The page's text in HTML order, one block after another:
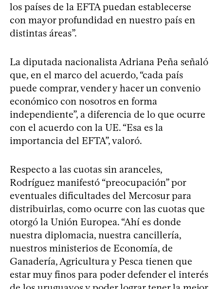
los países de la EFTA puedan establecerse
con mayor profundidad en nuestro país en
distintas áreas”.
La diputada nacionalista Adriana Peña señaló
que, en el marco del acuerdo, “cada país
puede comprar, vender y hacer un convenio
económico con nosotros en forma
independiente”, a diferencia de lo que ocurre
con el acuerdo con la UE. “Esa es la
importancia del EFTA”, valoró.
Respecto a las cuotas sin aranceles,
Rodríguez manifestó “preocupación” por
eventuales dificultades del Mercosur para
distribuirlas, como ocurre con las cuotas que
otorgó la Unión Europea. “Ahí es donde
nuestra diplomacia, nuestra cancillería,
nuestros ministerios de Economía, de
Ganadería, Agricultura y Pesca tienen que
estar muy finos para poder defender el interés